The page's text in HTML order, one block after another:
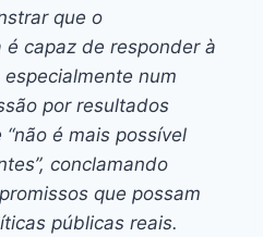
que o
capaz de responder à
num
por resultados
é mais possível
conclamando
que possam
públicas reais.